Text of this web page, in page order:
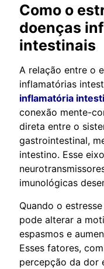
Como o
doenças
intestinais
A relação entre o
inflamatórias
inflamatória
conexão mente-
direta entre o
gastrointestinal,
intestino. Esse
imunológicas
Quando o
pode alterar a
espasmos e
Esses fatores,
percepção da dor